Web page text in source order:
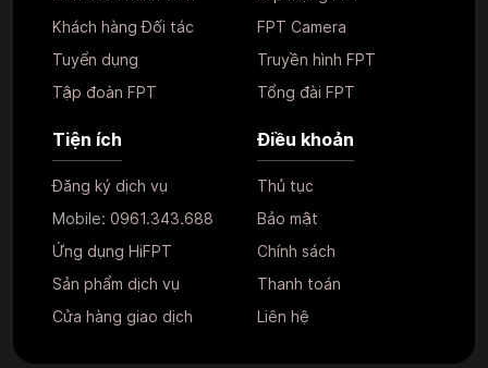
Khách hàng Đối tác
Tuyển dụng
Tập đoàn FPT
FPT Camera
Truyền hình FPT
Tổng đài FPT
Tiện ích
Đăng ký dịch vụ
Mobile: 0961.343.688
Ứng dụng HiFPT
Sản phẩm dịch vụ
Cửa hàng giao dịch
Điều khoản
Thủ tục
Bảo mật
Chính sách
Thanh toán
Liên hệ